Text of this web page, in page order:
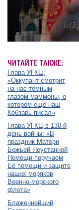
ЧИТАЙТЕ ТАКЖЕ:
Глава УГКЦ:
«Оккупант смотрит
на нас тёмным
глазом маммоны, о
котором ещё наш
Кобзарь писал»
Глава УГКЦ в 130-й
день войны: «В
праздник Матери
Божьей Неустанной
Помощи поручаем
Её помощи и защите
наших моряков
Военно-морского
флота»
Блаженнейший